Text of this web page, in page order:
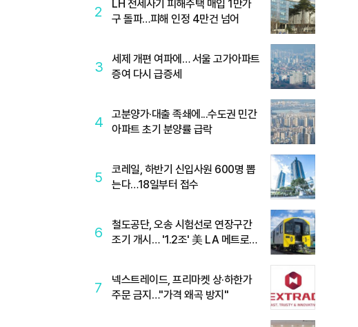
2
LH 전세사기 피해주택 매입 1만가
구 돌파…피해 인정 4만건 넘어
3
세제 개편 여파에… 서울 고가아파트
증여 다시 급증세
4
고분양가·대출 족쇄에...수도권 민간
아파트 초기 분양률 급락
5
코레일, 하반기 신입사원 600명 뽑
는다…18일부터 접수
6
철도공단, 오송 시험선로 연장구간
조기 개시… '1.2조' 美 LA 메트로
7
넥스트레이드, 프리마켓 상·하한가
주문 금지…"가격 왜곡 방지"